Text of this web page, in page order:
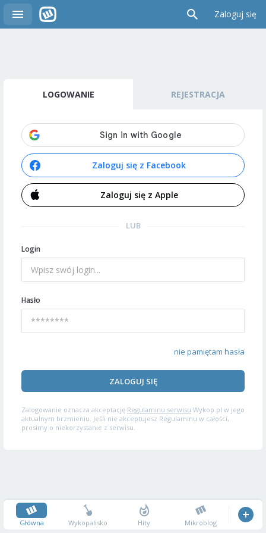
Zaloguj się
LOGOWANIE REJESTRACJA
Zaloguj się z Facebook
Zaloguj się z Apple
LUB
Login
Hasło
nie pamiętam hasła
ZALOGUJ SIĘ
Zalogowanie oznacza akceptację Regulaminu serwisu Wykop.pl w jego
aktualnym brzmieniu. Jeśli nie akceptujesz Regulaminu w całości,
prosimy o niekorzystanie z serwisu.
Główna Wykopalisko Hity Mikroblog